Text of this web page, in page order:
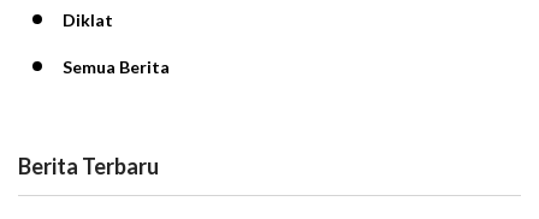
Diklat
Semua Berita
Berita Terbaru